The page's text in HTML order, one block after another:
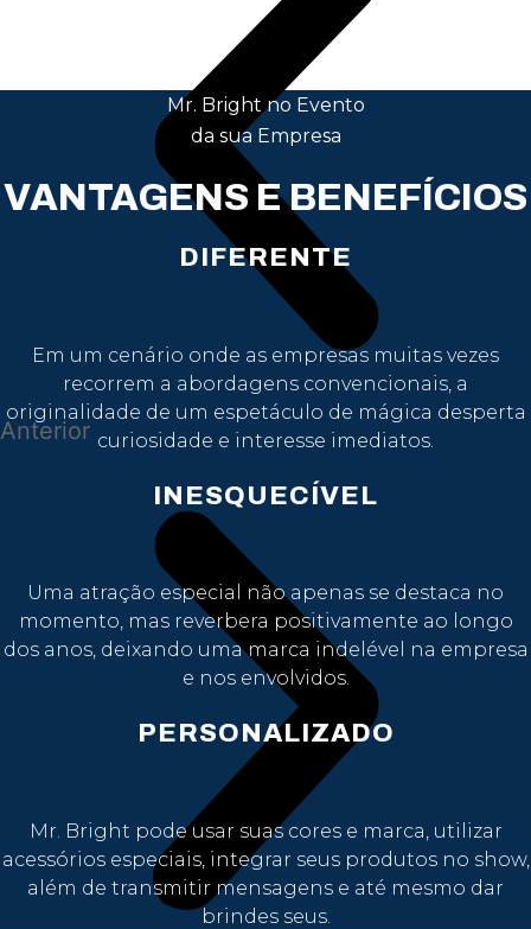
Anterior
Mr. Bright no Evento
da sua Empresa
VANTAGENS E BENEFÍCIOS
DIFERENTE
Em um cenário onde as empresas muitas vezes
recorrem a abordagens convencionais, a
originalidade de um espetáculo de mágica desperta
curiosidade e interesse imediatos.
INESQUECÍVEL
Uma atração especial não apenas se destaca no
momento, mas reverbera positivamente ao longo
dos anos, deixando uma marca indelével na empresa
e nos envolvidos.
PERSONALIZADO
Mr. Bright pode usar suas cores e marca, utilizar
acessórios especiais, integrar seus produtos no show,
além de transmitir mensagens e até mesmo dar
brindes seus.